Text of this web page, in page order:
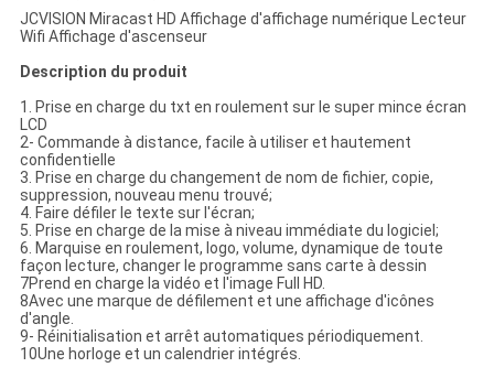
JCVISION Miracast HD Affichage d'affichage numérique Lecteur
Wifi Affichage d'ascenseur
Description du produit
1. Prise en charge du txt en roulement sur le super mince écran
LCD
2- Commande à distance, facile à utiliser et hautement
confidentielle
3. Prise en charge du changement de nom de fichier, copie,
suppression, nouveau menu trouvé;
4. Faire défiler le texte sur l'écran;
5. Prise en charge de la mise à niveau immédiate du logiciel;
6. Marquise en roulement, logo, volume, dynamique de toute
façon lecture, changer le programme sans carte à dessin
7Prend en charge la vidéo et l'image Full HD.
8Avec une marque de défilement et une affichage d'icônes
d'angle.
9- Réinitialisation et arrêt automatiques périodiquement.
10Une horloge et un calendrier intégrés.